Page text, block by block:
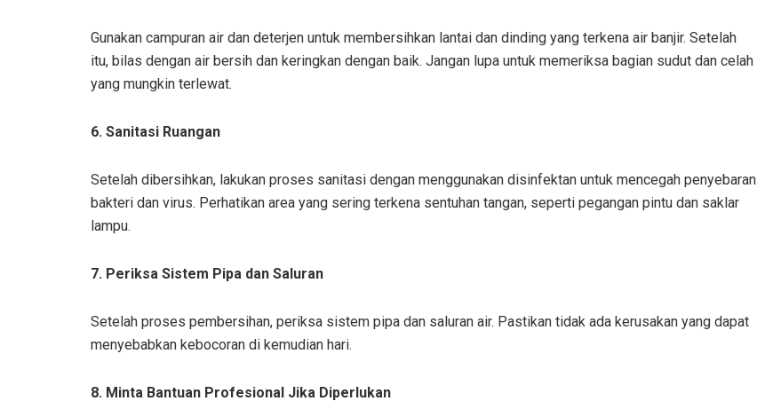
Gunakan campuran air dan deterjen untuk membersihkan lantai dan dinding yang terkena air banjir. Setelah
itu, bilas dengan air bersih dan keringkan dengan baik. Jangan lupa untuk memeriksa bagian sudut dan celah
yang mungkin terlewat.
6. Sanitasi Ruangan
Setelah dibersihkan, lakukan proses sanitasi dengan menggunakan disinfektan untuk mencegah penyebaran
bakteri dan virus. Perhatikan area yang sering terkena sentuhan tangan, seperti pegangan pintu dan saklar
lampu.
7. Periksa Sistem Pipa dan Saluran
Setelah proses pembersihan, periksa sistem pipa dan saluran air. Pastikan tidak ada kerusakan yang dapat
menyebabkan kebocoran di kemudian hari.
8. Minta Bantuan Profesional Jika Diperlukan